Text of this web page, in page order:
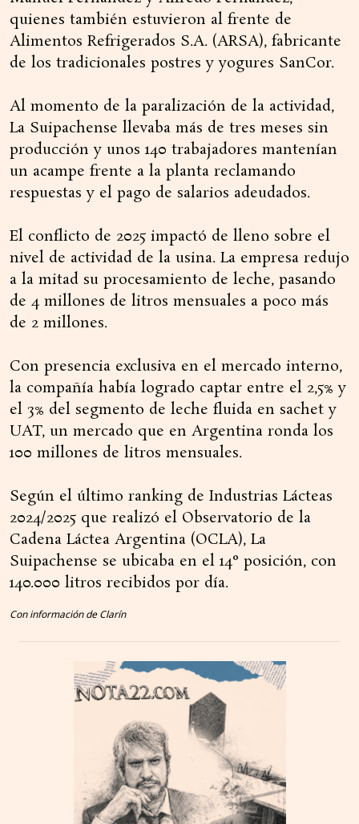
quienes también estuvieron al frente de
Alimentos Refrigerados S.A. (ARSA), fabricante
de los tradicionales postres y yogures SanCor.
Al momento de la paralización de la actividad,
La Suipachense llevaba más de tres meses sin
producción y unos 140 trabajadores mantenían
un acampe frente a la planta reclamando
respuestas y el pago de salarios adeudados.
El conflicto de 2025 impactó de lleno sobre el
nivel de actividad de la usina. La empresa redujo
a la mitad su procesamiento de leche, pasando
de 4 millones de litros mensuales a poco más
de 2 millones.
Con presencia exclusiva en el mercado interno,
la compañía había logrado captar entre el 2,5% y
el 3% del segmento de leche fluida en sachet y
UAT, un mercado que en Argentina ronda los
100 millones de litros mensuales.
Según el último ranking de Industrias Lácteas
2024/2025 que realizó el Observatorio de la
Cadena Láctea Argentina (OCLA), La
Suipachense se ubicaba en el 14° posición, con
140.000 litros recibidos por día.
Con información de Clarín